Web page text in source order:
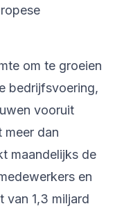
om te groeien
bedrijfsvoering,
vooruit
meer dan
maandelijks de
en
van 1,3 miljard